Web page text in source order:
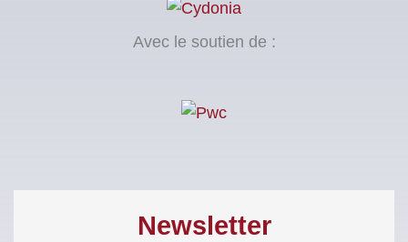
Avec le soutien de :
Newsletter